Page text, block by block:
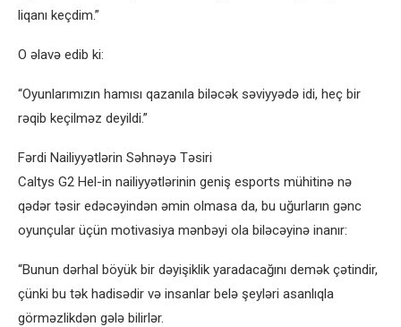
liqanı keçdim.”
O əlavə edib ki:
“Oyunlarımızın hamısı qazanıla biləcək səviyyədə idi, heç bir
rəqib keçilməz deyildi.”
Fərdi Nailiyyətlərin Səhnəyə Təsiri
Caltys G2 Hel-in nailiyyətlərinin geniş esports mühitinə nə
qədər təsir edəcəyindən əmin olmasa da, bu uğurların gənc
oyunçular üçün motivasiya mənbəyi ola biləcəyinə inanır:
“Bunun dərhal böyük bir dəyişiklik yaradacağını demək çətindir,
çünki bu tək hadisədir və insanlar belə şeyləri asanlıqla
görməzlikdən gələ bilirlər.